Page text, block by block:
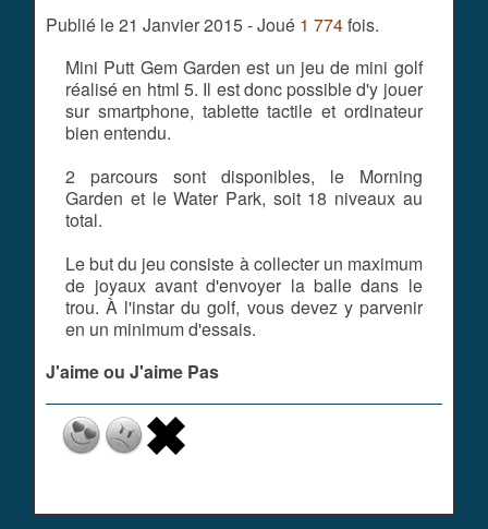
Publié le 21 Janvier 2015 - Joué 1 774fois.
Mini Putt Gem Garden est un jeu de mini golf
réalisé en html 5. Il est donc possible d'y jouer
sur smartphone, tablette tactile et ordinateur
bien entendu.
2 parcours sont disponibles, le Morning
Garden et le Water Park, soit 18 niveaux au
total.
Le but du jeu consiste à collecter un maximum
de joyaux avant d'envoyer la balle dans le
trou. À l'instar du golf, vous devez y parvenir
en un minimum d'essais.
J'aime ou J'aime Pas